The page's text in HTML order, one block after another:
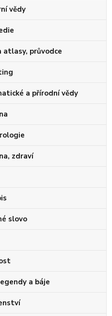
vědy
atlasy, průvodce
a přírodní vědy
zdraví
slovo
a báje